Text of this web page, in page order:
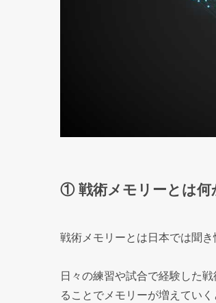
① 戦術メモリーとは何
戦術メモリーとは日本では聞
日々の練習や試合で経験した
ることでメモリーが増えていく